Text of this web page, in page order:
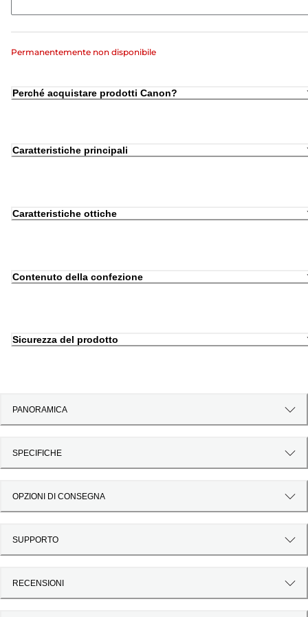
Permanentemente non disponibile
Perché acquistare prodotti Canon?
Caratteristiche principali
Caratteristiche ottiche
Contenuto della confezione
Sicurezza del prodotto
PANORAMICA
SPECIFICHE
OPZIONI DI CONSEGNA
SUPPORTO
RECENSIONI